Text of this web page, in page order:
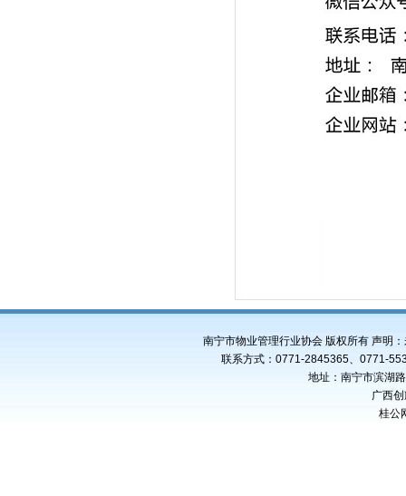
南宁市物业管理行业协会 版权所有 声明
联系方式：0771-2845365、0771-
地址：南宁市滨湖
广西
桂公